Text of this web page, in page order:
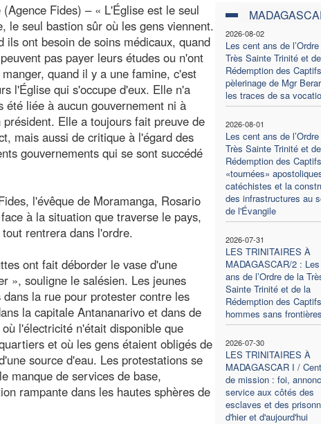
2026-08-02
Les cent ans de
Très Sainte Trinité et
Rédemption des
pèlerinage de Mgr
les traces de sa
2026-08-01
Les cent ans de
Très Sainte Trinité et
Rédemption des
«tournées»
catéchistes et la
des infrastructures au
de l'Évangile
2026-07-31
LES TRINITAIRES À
MADAGASCAR/2 :
ans de l’Ordre de la
Sainte Trinité et de la
Rédemption des
hommes sans frontières
2026-07-30
LES TRINITAIRES À
MADAGASCAR I /
de mission : foi,
service aux côtés des
esclaves et des
d'hier et d'aujourd'hui
(Agence Fides) – « L'Église est le seul
le seul bastion sûr où les gens viennent.
ils ont besoin de soins médicaux, quand
pas payer leurs études ou n'ont
quand il y a une famine, c'est
l'Église qui s'occupe d'eux. Elle n'a
été liée à aucun gouvernement ni à
président. Elle a toujours fait preuve de
mais aussi de critique à l'égard des
gouvernements qui se sont succédé
l'évêque de Moramanga, Rosario
à la situation que traverse le pays,
rentrera dans l'ordre.
ont fait déborder le vase d'une
», souligne le salésien. Les jeunes
la rue pour protester contre les
la capitale Antananarivo et dans de
l'électricité n'était disponible que
et où les gens étaient obligés de
source d'eau. Les protestations se
manque de services de base,
rampante dans les hautes sphères de